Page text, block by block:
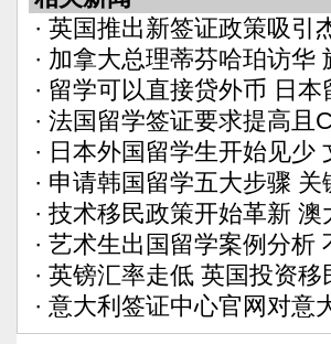
· 英国推出新签证政策吸引
· 加拿大总理蒂芬哈珀访华
· 留学可以直接贷外币 日本
· 法国留学签证要求提高且
· 日本外国留学生开始见少
· 申请韩国留学五大步骤 关
· 技术移民政策开始革新 澳
· 艺术生出国留学案例分析
· 英镑汇率走低 英国投资移
· 意大利签证中心官网对意